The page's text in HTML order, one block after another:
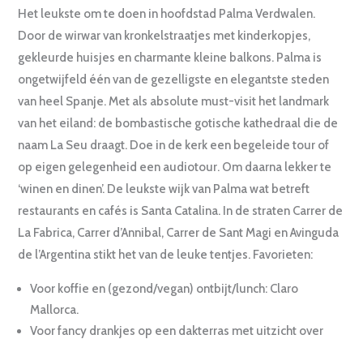
Het leukste om te doen in hoofdstad Palma Verdwalen.
Door de wirwar van kronkelstraatjes met kinderkopjes,
gekleurde huisjes en charmante kleine balkons. Palma is
ongetwijfeld één van de gezelligste en elegantste steden
van heel Spanje. Met als absolute must-visit het landmark
van het eiland: de bombastische gotische kathedraal die de
naam La Seu draagt. Doe in de kerk een begeleide tour of
op eigen gelegenheid een audiotour. Om daarna lekker te
‘winen en dinen’. De leukste wijk van Palma wat betreft
restaurants en cafés is Santa Catalina. In de straten Carrer de
La Fabrica, Carrer d’Annibal, Carrer de Sant Magi en Avinguda
de l’Argentina stikt het van de leuke tentjes. Favorieten:
Voor koffie en (gezond/vegan) ontbijt/lunch: Claro
Mallorca.
Voor fancy drankjes op een dakterras met uitzicht over